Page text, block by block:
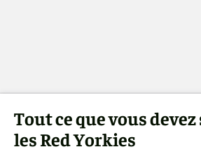
Tout ce que vous
les Red Yorkies